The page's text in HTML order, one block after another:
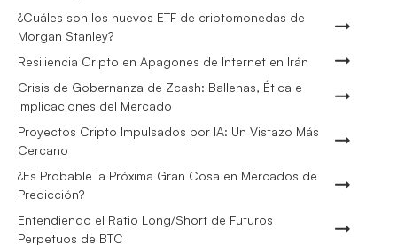
¿Cuáles son los nuevos ETF de criptomonedas de
Morgan Stanley?
Resiliencia Cripto en Apagones de Internet en Irán
Crisis de Gobernanza de Zcash: Ballenas, Ética e
Implicaciones del Mercado
Proyectos Cripto Impulsados por IA: Un Vistazo Más
Cercano
¿Es Probable la Próxima Gran Cosa en Mercados de
Predicción?
Entendiendo el Ratio Long/Short de Futuros
Perpetuos de BTC